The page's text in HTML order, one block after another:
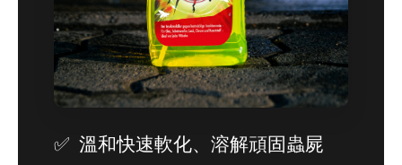
溫和快速軟化、溶解頑固蟲屍